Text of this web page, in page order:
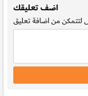
اضف تعليقك
لتتمكن من اضافة تعليق